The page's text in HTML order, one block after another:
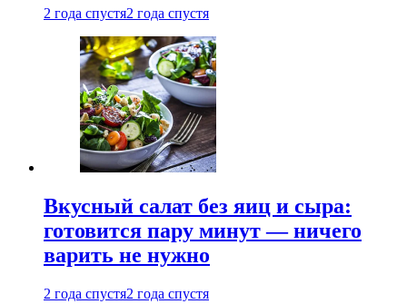
2 года спустя2 года спустя
Вкусный салат без яиц и сыра:
готовится пару минут — ничего
варить не нужно
2 года спустя2 года спустя